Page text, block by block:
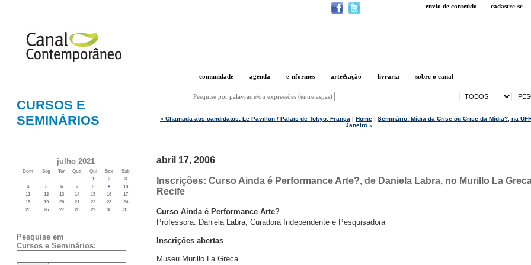
envio de conteúdo cadastre-se
comunidade agenda e-nformes arte&ação livraria sobre o canal
CURSOS E
SEMINÁRIOS
julho 2021
Dom Seg Ter Qua Qui Sex
Sab
1
2
3
4
5 6 7 8 9
10
11
12 13 14 15 16
17
18
19 20 21 22 23
24
25
26 27 28 29 30 31
Pesquise em
Cursos e Seminários:
Pesquise por palavras e/ou expressões (entre aspas)
« Chamada aos candidatos: Le Pavillon / Palais de Tokyo, França | Home | Seminário: Mídia da Crise ou Crise da Mídia?, na
Janeiro »
abril 17, 2006
Inscrições: Curso Ainda é Performance Arte?, de Daniela Labra, no Murillo La
Recife
Curso Ainda é Performance Arte?
Professora: Daniela Labra, Curadora Independente e Pesquisadora
Inscrições abertas
Museu Murillo La Greca